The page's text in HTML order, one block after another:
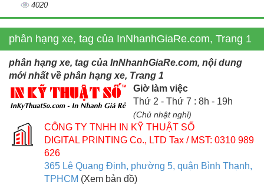
4020
phân hạng xe, tag của InNhanhGiaRe.com, Trang 1
phân hạng xe, tag của InNhanhGiaRe.com, nội dung
mới nhất về phân hạng xe, Trang 1
Giờ làm việc
Thứ 2 - Thứ 7 : 8h - 19h
(Chủ nhật nghỉ)
CÔNG TY TNHH IN KỸ THUẬT SỐ
DIGITAL PRINTING Co., LTD Tax / MST: 0310 989
626
365 Lê Quang Định, phường 5, quận Bình Thạnh,
TPHCM (Xem bản đồ)